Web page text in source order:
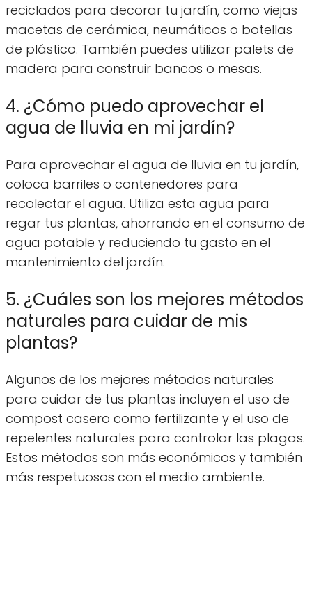
reciclados para decorar tu jardín, como viejas
macetas de cerámica, neumáticos o botellas
de plástico. También puedes utilizar palets de
madera para construir bancos o mesas.
4. ¿Cómo puedo aprovechar el
agua de lluvia en mi jardín?
Para aprovechar el agua de lluvia en tu jardín,
coloca barriles o contenedores para
recolectar el agua. Utiliza esta agua para
regar tus plantas, ahorrando en el consumo de
agua potable y reduciendo tu gasto en el
mantenimiento del jardín.
5. ¿Cuáles son los mejores métodos
naturales para cuidar de mis
plantas?
Algunos de los mejores métodos naturales
para cuidar de tus plantas incluyen el uso de
compost casero como fertilizante y el uso de
repelentes naturales para controlar las plagas.
Estos métodos son más económicos y también
más respetuosos con el medio ambiente.